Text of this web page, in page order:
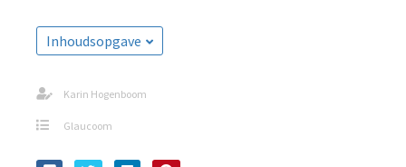
Inhoudsopgave
Karin Hogenboom
Glaucoom